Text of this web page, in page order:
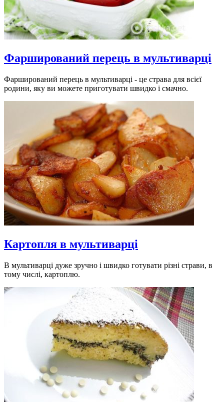
Фарширований перець в мультиварці
Фарширований перець в мультиварці - це страва для всієї
родини, яку ви можете приготувати швидко і смачно.
Картопля в мультиварці
В мультиварці дуже зручно і швидко готувати різні страви, в
тому числі, картоплю.